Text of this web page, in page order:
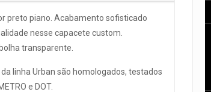
preto piano. Acabamento sofisticado
nesse capacete custom.
transparente.
linha Urban são homologados, testados
e DOT.